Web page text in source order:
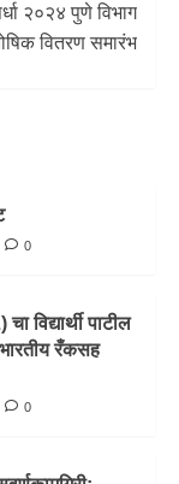
२०२४ पुणे विभाग
वितरण समारंभ
0
पाटील
रँकसह
0